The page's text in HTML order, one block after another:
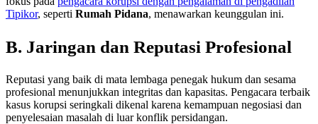
Tipikor, seperti Rumah Pidana, menawarkan keunggulan ini.
B. Jaringan dan Reputasi Profesional
Reputasi yang baik di mata lembaga penegak hukum dan sesama
profesional menunjukkan integritas dan kapasitas. Pengacara terbaik
kasus korupsi seringkali dikenal karena kemampuan negosiasi dan
penyelesaian masalah di luar konflik persidangan.